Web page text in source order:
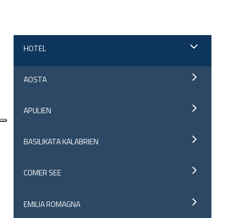
HOTEL
AOSTA
APULIEN
BASILIKATA KALABRIEN
COMER SEE
EMILIA ROMAGNA